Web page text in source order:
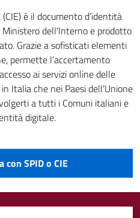
è il documento d’identità
dell’Interno e prodotto
Grazie a sofisticati elementi
permette l’accertamento
ai servizi online delle
Italia che nei Paesi dell’Unione
a tutti i Comuni italiani e
digitale.
con SPID o CIE